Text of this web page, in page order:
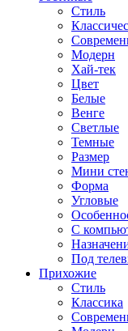
Стиль
Модерн
Хай-тек
Цвет
Белые
Венге
Светлые
Темные
Размер
Мини
Форма
Угловые
С
Под
Прихожие
Стиль
Классика